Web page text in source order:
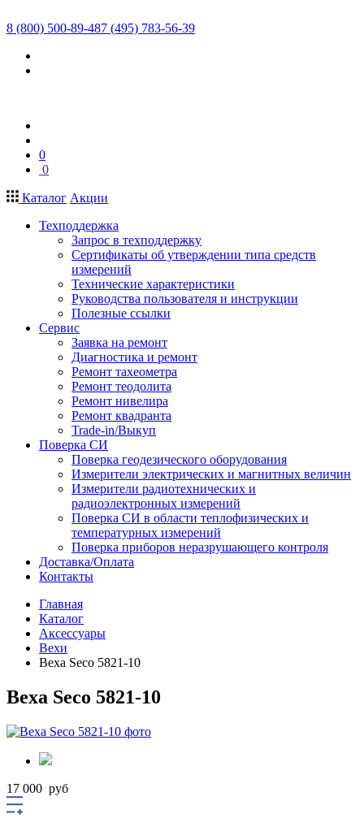
8 (800) 500-89-487 (495) 783-56-39
0
0
Каталог Акции
Техподдержка
Запрос в техподдержку
Сертификаты об утверждении типа средств
измерений
Технические характеристики
Руководства пользователя и инструкции
Полезные ссылки
Сервис
Заявка на ремонт
Диагностика и ремонт
Ремонт тахеометра
Ремонт теодолита
Ремонт нивелира
Ремонт квадранта
Trade-in/Выкуп
Поверка СИ
Поверка геодезического оборудования
Измерители электрических и магнитных величин
Измерители радиотехнических и
радиоэлектронных измерений
Поверка СИ в области теплофизических и
температурных измерений
Поверка приборов неразрушающего контроля
Доставка/Оплата
Контакты
Главная
Каталог
Аксессуары
Вехи
Веха Seco 5821-10
Веха Seco 5821-10
17 000 руб